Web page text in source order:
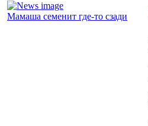
Мамаша семенит где-то сзади